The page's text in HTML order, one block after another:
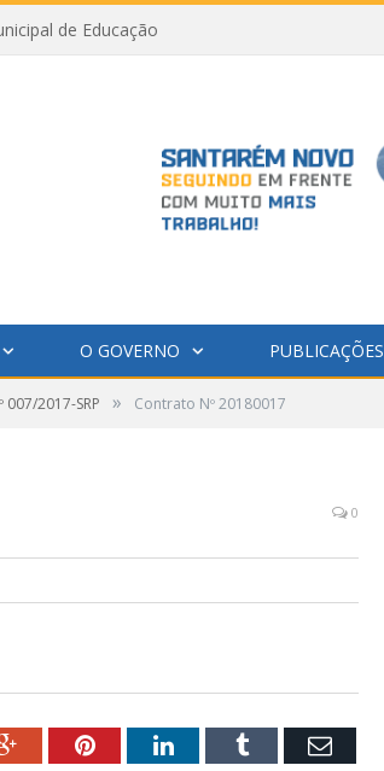
de Educação
O GOVERNO PUBLICAÇÕES
007/2017-SRP » Contrato Nº 20180017
0
Google+PinterestLinkedInTumblr Email